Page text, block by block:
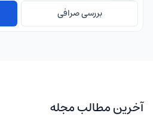
بررسی صرافی
آخرین مطالب مجله